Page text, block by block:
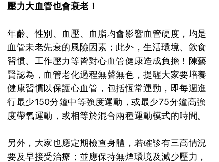
壓力大血管也會衰老！
年齡、性別、血壓、血脂均會影響血管硬度，均是
血管未老先衰的風險因素；此外，生活環境、飲食
習慣、工作壓力等皆對心血管健康造成負擔！陳藝
賢認為，血管老化過程無聲無色，提醒大家要培養
健康習慣以保護心血管，包括恆常運動，即每週進
行最少150分鐘中等強度運動，或最少75分鐘高強
度帶氧運動，或相等於混合兩種運動模式的時間。
另外，大家也應定期檢查身體，若確診有三高情況
要及早接受治療；並應保持無煙環境及減少壓力，